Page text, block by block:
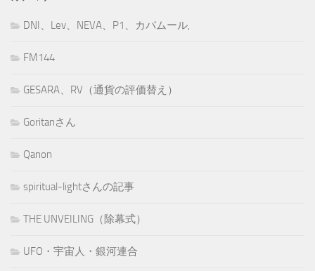
DNI、Lev、NEVA、P1、カバムール,
FM144
GESARA、RV（通貨の評価替え）
Goritanさん
Qanon
spiritual-lightさんの記事
THE UNVEILING（除幕式）
UFO・宇宙人・銀河連合